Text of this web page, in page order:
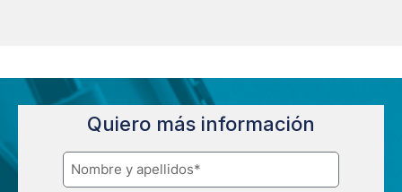
Quiero más información